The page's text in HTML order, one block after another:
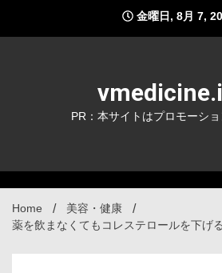
content
金曜日, 8月 7,
PR：本サイトはプロモーシ
Home
美容・健康
薬を飲まなくてもコレステロールを下げ